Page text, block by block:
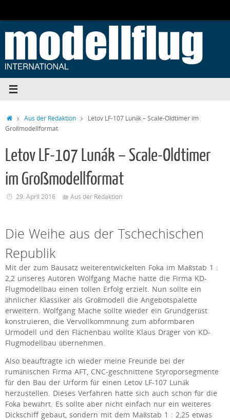
StartAus der Redaktion
Letov LF-107 Lunák – Scale-Oldtimer im
Großmodellformat
Letov LF-107 Lunák – Scale-Oldtimer
im Großmodellformat
29. April 2016 Aus der Redaktion
Die Weihe aus der Tschechischen
Republik
Mit der zum Bausatz weiterentwickelten Foka im Maßstab 1 :
2,2 unseres Autoren Wolfgang Mache hatte die Firma KD-
Flugmodellbau einen tollen Erfolg erzielt. Nun sollte ein
ähnlicher Klassiker als Großmodell die Angebotspalette
erweitern. Wolfgang Mache sollte wieder ein Grundgerüst
konstruieren, die Vervollkommnung zum abformbaren
Urmodell und den Flächenbau wollte Klaus Dräger von KD-
Flugmodellbau übernehmen.
Also beauftragte ich wieder meine Freunde bei der
rumänischen Firma AFT, CNC-geschnittene Styroporsegmente
für den Bau der Urform für einen Letov LF-107 Lunák
herzustellen. Dieses Verfahren hatte sich auch schon für die
Foka bewährt. Es sollte aber nicht einfach nur ein weiteres
Dickschiff gebaut, sondern mit dem Maßstab 1 : 2,25 etwas